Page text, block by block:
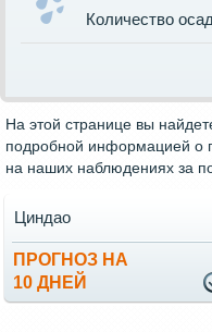
Количество
На этой странице вы
подробной информацией о
на наших наблюдениях за
ПРОГНОЗ НА
10 ДНЕЙ
Циндао